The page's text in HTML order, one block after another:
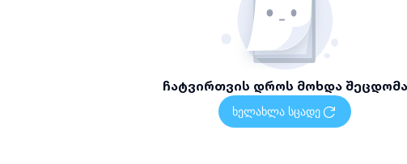
ჩატვირთვის დროს მოხდა შეცდომა
ხელახლა სცადე